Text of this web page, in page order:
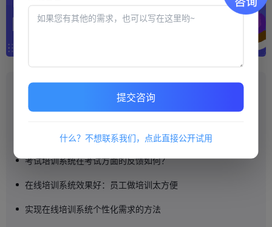
推荐阅读
在线培训系统还是大型服务商有优势
培训机构信赖考试云平台轻松降低考试管理难度
考试培训系统在考试方面的反馈如何？
在线培训系统效果好：员工做培训太方便
实现在线培训系统个性化需求的方法
提交咨询
什么？不想联系我们，点此直接公开试用